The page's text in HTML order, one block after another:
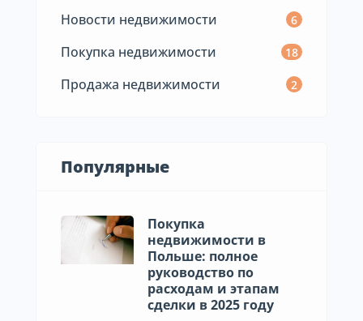
Новости недвижимости 6
Покупка недвижимости 18
Продажа недвижимости 2
Популярные
Покупка
недвижимости в
Польше: полное
руководство по
расходам и этапам
сделки в 2025 году